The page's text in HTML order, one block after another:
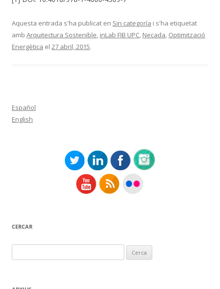
Aquesta entrada s'ha publicat en Sin categoría i s'ha etiquetat
amb Arquitectura Sostenible, inLab FIB UPC, Necada, Optimització
Energètica el 27 abril, 2015.
Español
English
CERCAR